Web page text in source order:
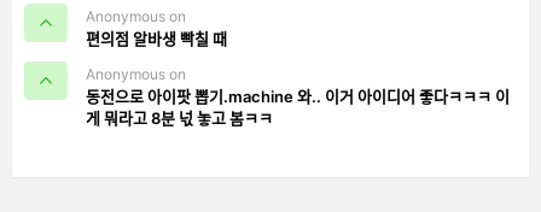
Anonymous on
편의점 알바생 빡칠 때
Anonymous on
동전으로 아이팟 뽑기.machine 와.. 이거 아이디어 좋다ㅋㅋㅋ 이
게 뭐라고 8분 넋 놓고 봄ㅋㅋ